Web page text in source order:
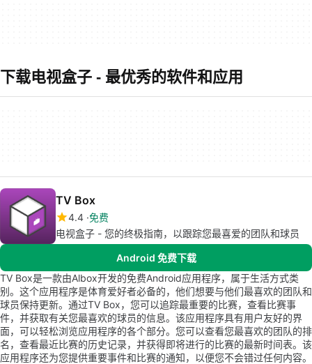
下载电视盒子 - 最优秀的软件和应用
TV Box
4.4 免费
电视盒子 - 您的终极指南，以跟踪您最喜爱的团队和球员
Android 免费下载
TV Box是一款由Albox开发的免费Android应用程序，属于生活方式类
别。这个应用程序是体育爱好者必备的，他们想要与他们最喜欢的团队和
球员保持更新。通过TV Box，您可以追踪最重要的比赛，查看比赛事
件，并获取有关您最喜欢的球员的信息。该应用程序具有用户友好的界
面，可以轻松浏览应用程序的各个部分。您可以查看您最喜欢的团队的排
名，查看最近比赛的历史记录，并获得即将进行的比赛的最新时间表。该
应用程序还为您提供重要事件和比赛的通知，以便您不会错过任何内容。